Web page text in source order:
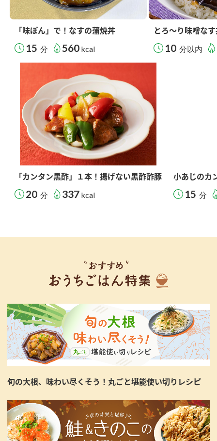
「味ぽん」で！なすの蒲焼丼
15 分 560 kcal
とろ～り味噌な
10 分以内
「カンタン黒酢」１本！揚げない黒酢酢豚
20 分 337 kcal
小あじのカ
15 分
旬の大根、味わい尽くそう！丸ごと堪能使い切りレシピ